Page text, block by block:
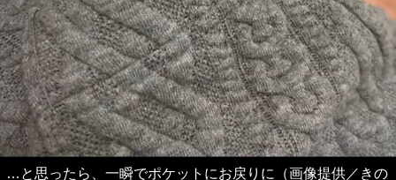
…と思ったら、一瞬でポケットにお戻りに（画像提供／きの